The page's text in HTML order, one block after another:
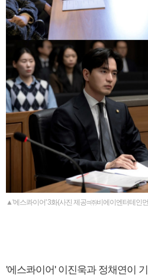
▲'에스콰이어' 3화(사진 제공=㈜비에이엔터테인
'에스콰이어' 이진욱과 정채연이